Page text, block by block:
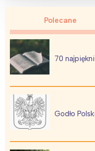
Polecane
70
Godło
Interesują